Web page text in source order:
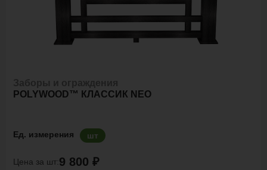
POLYWOOD™ КЛАССИК NEO
Ед. измерения шт
Цена за шт:9 800 ₽